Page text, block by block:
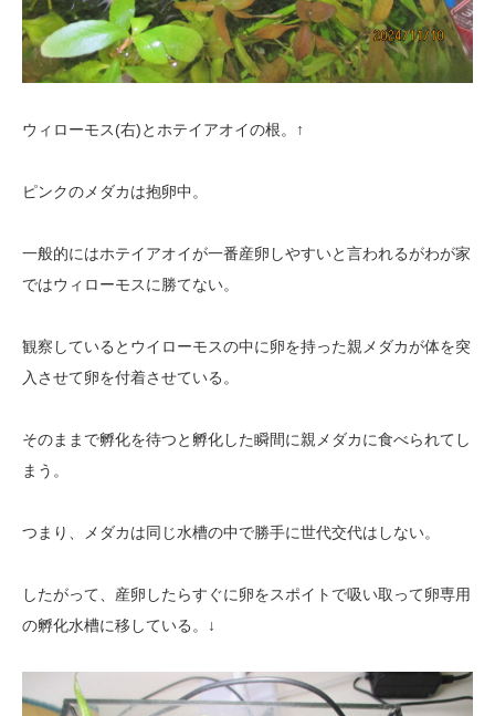
ウィローモス(右)とホテイアオイの根。↑
ピンクのメダカは抱卵中。
一般的にはホテイアオイが一番産卵しやすいと言われるがわが家
ではウィローモスに勝てない。
観察しているとウイローモスの中に卵を持った親メダカが体を突
入させて卵を付着させている。
そのままで孵化を待つと孵化した瞬間に親メダカに食べられてし
まう。
つまり、メダカは同じ水槽の中で勝手に世代交代はしない。
したがって、産卵したらすぐに卵をスポイトで吸い取って卵専用
の孵化水槽に移している。↓